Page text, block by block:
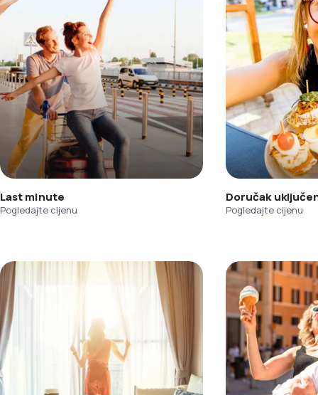
Last minute
Pogledajte cijenu
Doručak
Pogledajte cijenu